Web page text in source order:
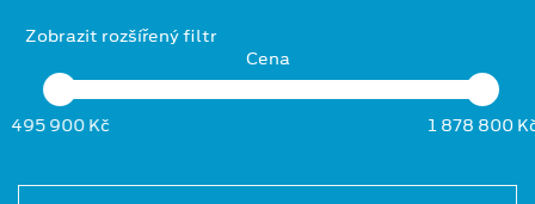
Zobrazit rozšířený filtr
Cena
495 900 Kč 1 878 800